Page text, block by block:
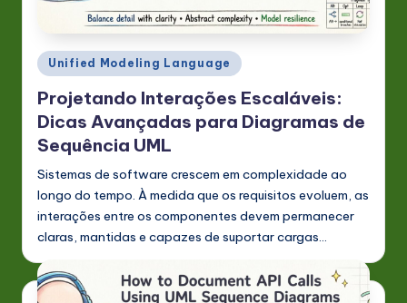
Posted
in
Unified Modeling Language
Projetando Interações Escaláveis:
Dicas Avançadas para Diagramas de
Sequência UML
Sistemas de software crescem em complexidade ao
longo do tempo. À medida que os requisitos evoluem, as
interações entre os componentes devem permanecer
claras, mantidas e capazes de suportar cargas…